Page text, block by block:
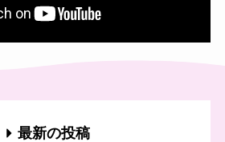
最新の投稿